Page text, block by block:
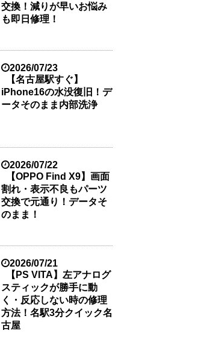
交換！減りが早いお悩み
も即日修理！
2026/07/23
【名古屋駅すぐ】
iPhone16の水没復旧！デ
ータそのまま内部洗浄
2026/07/22
【OPPO Find X9】画面
割れ・表示不良もパーツ
交換で元通り！データそ
のまま！
2026/07/21
【PS VITA】左アナログ
スティックが勝手に動
く・反応しない時の修理
方法！名駅3分クイック名
古屋